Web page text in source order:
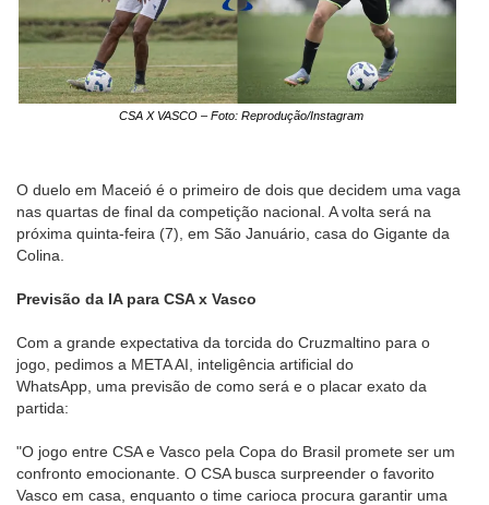
CSA X VASCO – Foto: Reprodução/Instagram
O duelo em Maceió é o primeiro de dois que decidem uma vaga
nas quartas de final da competição nacional. A volta será na
próxima quinta-feira (7), em São Januário, casa do Gigante da
Colina.
Previsão da IA para CSA x Vasco
Com a grande expectativa da torcida do Cruzmaltino para o
jogo, pedimos a META AI, inteligência artificial do
WhatsApp, uma previsão de como será e o placar exato da
partida:
"O jogo entre CSA e Vasco pela Copa do Brasil promete ser um
confronto emocionante. O CSA busca surpreender o favorito
Vasco em casa, enquanto o time carioca procura garantir uma